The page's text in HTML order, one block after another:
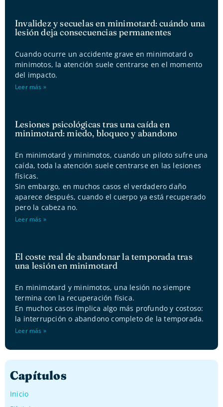
Invalidez y secuelas en minimotard: cuándo una
lesión deja consecuencias permanentes
Cuando ocurre un accidente grave en minimotard o
minimotos, la atención suele centrarse en el momento
del impacto.
Leer más »
Lesiones psicológicas tras una caída en
minimotard: miedo, bloqueo y abandono
En minimotard y minimotos, cuando un piloto sufre una
caída, toda la atención suele centrarse en las lesiones
físicas.
Sin embargo, en muchos casos el verdadero daño
aparece después, cuando el cuerpo ya está recuperado
pero la cabeza no.
Leer más »
El coste real de abandonar la temporada tras
una lesión en minimotard
En minimotard y minimotos, una lesión no siempre
termina con la recuperación física.
En muchos casos implica algo más profundo y costoso:
la interrupción o abandono completo de la temporada.
Leer más »
Capítulos
Inicio